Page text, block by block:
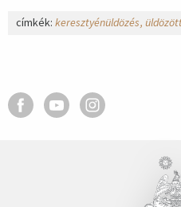
címkék: keresztyénüldözés